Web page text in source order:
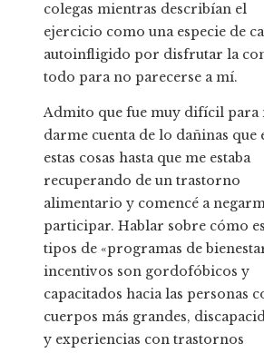
colegas mientras describían el
ejercicio como una especie de
autoinfligido por disfrutar la
todo para no parecerse a mí.
Admito que fue muy difícil para
darme cuenta de lo dañinas que
estas cosas hasta que me estaba
recuperando de un trastorno
alimentario y comencé a
participar. Hablar sobre cómo
tipos de «programas de
incentivos son gordofóbicos y
capacitados hacia las personas
cuerpos más grandes,
y experiencias con trastornos